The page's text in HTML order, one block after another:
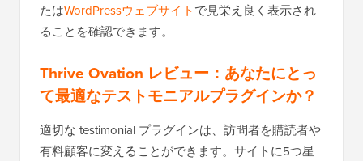
たはWordPressウェブサイトで見栄え良く表示され
ることを確認できます。
Thrive Ovation レビュー：あなたにとっ
て最適なテストモニアルプラグインか？
適切な testimonial プラグインは、訪問者を購読者や
有料顧客に変えることができます。サイトに5つ星